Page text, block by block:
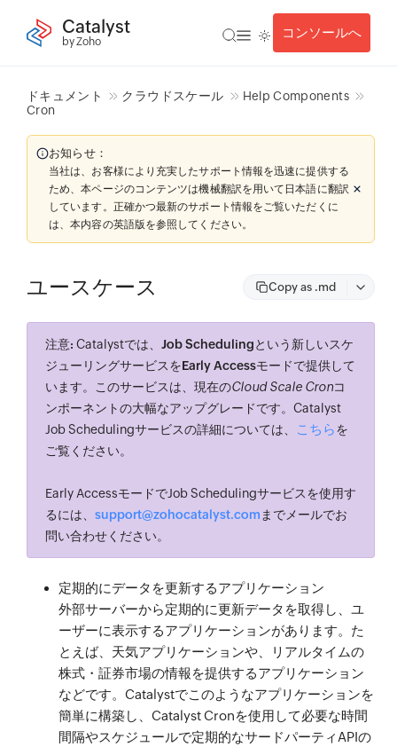
Catalyst
by Zoho
コンソールへ
ドキュメント クラウドスケール
Help Components
Cron
お知らせ：
当社は、お客様により充実したサポート情報を迅速に提供する
ため、本ページのコンテンツは機械翻訳を用いて日本語に翻訳
しています。正確かつ最新のサポート情報をご覧いただくに
は、本内容の英語版を参照してください。
ユースケース Copy as .md
注意: Catalystでは、 Job Schedulingという新しいスケ
ジューリングサービスをEarly Accessモードで提供して
います。このサービスは、現在のCloud Scale Cronコ
ンポーネントの大幅なアップグレードです。Catalyst
Job Schedulingサービスの詳細については、
こちらを
ご覧ください。
Early AccessモードでJob Schedulingサービスを使用す
るには、 support@zohocatalyst.com までメールでお
問い合わせください。
定期的にデータを更新するアプリケーション
外部サーバーから定期的に更新データを取得し、ユ
ーザーに表示するアプリケーションがあります。た
とえば、天気アプリケーションや、リアルタイムの
株式・証券市場の情報を提供するアプリケーション
などです。Catalystでこのようなアプリケーションを
簡単に構築し、Catalyst Cronを使用して必要な時間
間隔やスケジュールで定期的なサードパーティAPIの